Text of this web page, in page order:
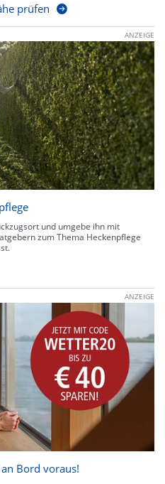
prüfen
ANZEIGE
und umgebe ihn mit
zum Thema Heckenpflege
ANZEIGE
Bord voraus!